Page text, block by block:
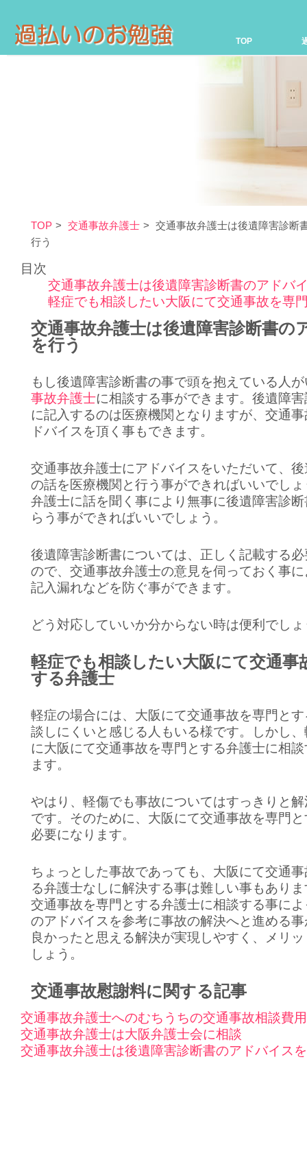
TOP
TOP 交通事故弁護士
交通事故弁護士は後遺障害診断
行う
目次
交通事故弁護士は後遺障害診断書のアドバ
軽症でも相談したい大阪にて交通事故を専
交通事故弁護士は後遺障害診断書の
を行う
もし後遺障害診断書の事で頭を抱えている人
事故弁護士に相談する事ができます。後遺障
に記入するのは医療機関となりますが、交通
ドバイスを頂く事もできます。
交通事故弁護士にアドバイスをいただいて、
の話を医療機関と行う事ができればいいでし
弁護士に話を聞く事により無事に後遺障害診
らう事ができればいいでしょう。
後遺障害診断書については、正しく記載する
ので、交通事故弁護士の意見を伺っておく事
記入漏れなどを防ぐ事ができます。
どう対応していいか分からない時は便利でし
軽症でも相談したい大阪にて交通事
する弁護士
軽症の場合には、大阪にて交通事故を専門と
談しにくいと感じる人もいる様です。しかし
に大阪にて交通事故を専門とする弁護士に相
ます。
やはり、軽傷でも事故についてはすっきりと
です。そのために、大阪にて交通事故を専門
必要になります。
ちょっとした事故であっても、大阪にて交通
る弁護士なしに解決する事は難しい事もあり
交通事故を専門とする弁護士に相談する事に
のアドバイスを参考に事故の解決へと進める
良かったと思える解決が実現しやすく、メリ
しょう。
交通事故慰謝料に関する記事
交通事故弁護士へのむちうちの交通事故相談費用
交通事故弁護士は大阪弁護士会に相談
交通事故弁護士は後遺障害診断書のアドバイス